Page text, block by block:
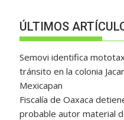
ÚLTIMOS
Semovi identifica
tránsito en la colonia
Mexicapan
Fiscalía de Oaxaca
probable autor material